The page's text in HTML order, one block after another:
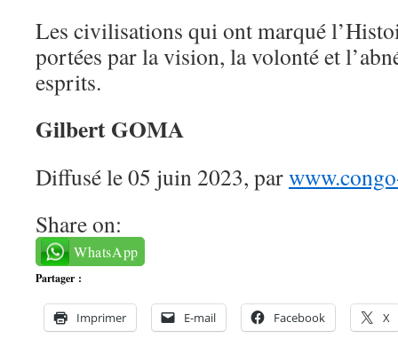
Les civilisations qui ont marqué
portées par la vision, la volonté et
esprits.
Gilbert GOMA
Diffusé le 05 juin 2023, par
Share on:
WhatsApp
Partager :
Imprimer E-mail Facebook X